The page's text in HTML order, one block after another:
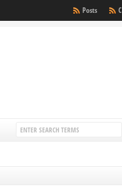
Posts